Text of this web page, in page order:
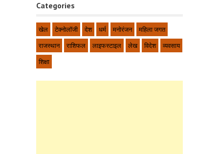
Categories
खेल टेक्नोलॉजी देश धर्म मनोरंजन
महिला जगत
राजस्थान
राशिफल लाइफस्टाइल लेख विदेश
व्यवसाय
शिक्षा